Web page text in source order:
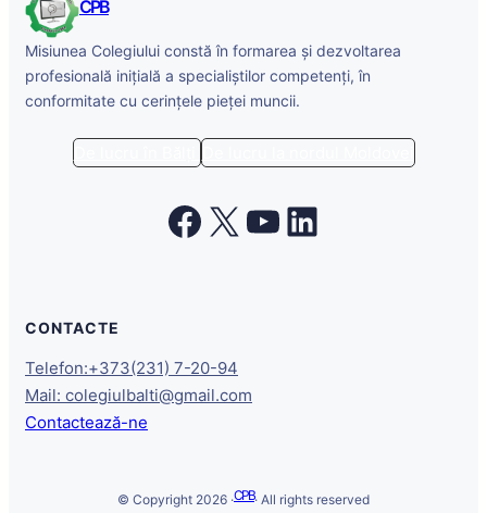
CPB
Misiunea Colegiului constă în formarea și dezvoltarea
profesională inițială a specialiștilor competenți, în
conformitate cu cerințele pieței muncii.
Facebook X YouTube LinkedIn
CONTACTE
Telefon:+373(231) 7-20-94
Mail: colegiulbalti@gmail.com
Contactează-ne
© Copyright 2026 ·CPB· All rights reserved